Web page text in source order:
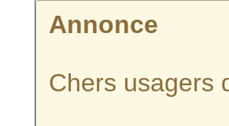
Annonce
Chers usagers